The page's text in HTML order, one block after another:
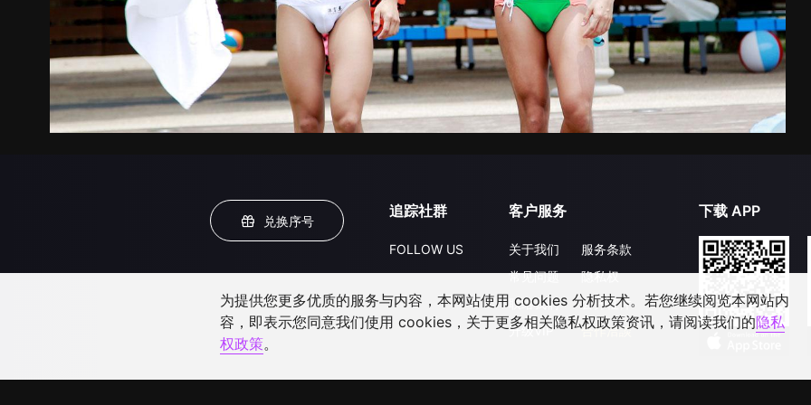
兑换序号
追踪社群
FOLLOW US
客户服务
关于我们
常见问题
联络我们
升级VIP
服务条款
隐私权
公开征件
合作洽談
下载 APP
为提供您更多优质的服务与内容，本网站使用 cookies 分析技术。若您继续阅览本网站内
容，即表示您同意我们使用 cookies，关于更多相关隐私权政策资讯，请阅读我们的隐私
权政策。